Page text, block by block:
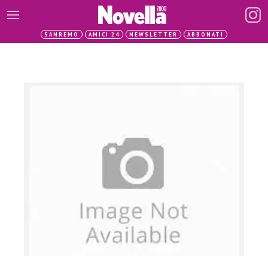
SANREMO AMICI 24 NEWSLETTER ABBONATI